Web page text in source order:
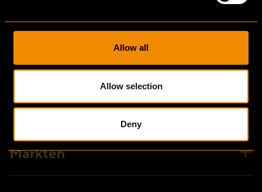
Allow all
Allow selection
Deny
Snelle links
Markten